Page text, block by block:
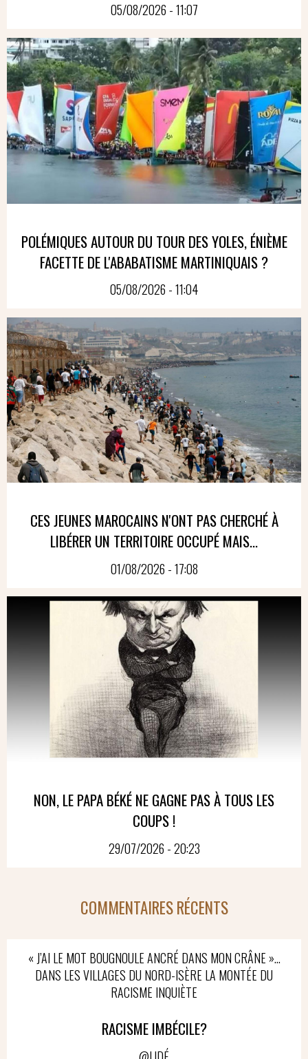
05/08/2026 - 11:07
POLÉMIQUES AUTOUR DU TOUR DES YOLES, ÉNIÈME
FACETTE DE L'ABABATISME MARTINIQUAIS ?
05/08/2026 - 11:04
CES JEUNES MAROCAINS N'ONT PAS CHERCHÉ À
LIBÉRER UN TERRITOIRE OCCUPÉ MAIS...
01/08/2026 - 17:08
NON, LE PAPA BÉKÉ NE GAGNE PAS À TOUS LES
COUPS !
29/07/2026 - 20:23
COMMENTAIRES RÉCENTS
« J’AI LE MOT BOUGNOULE ANCRÉ DANS MON CRÂNE »…
DANS LES VILLAGES DU NORD-ISÈRE LA MONTÉE DU
RACISME INQUIÈTE
RACISME IMBÉCILE?